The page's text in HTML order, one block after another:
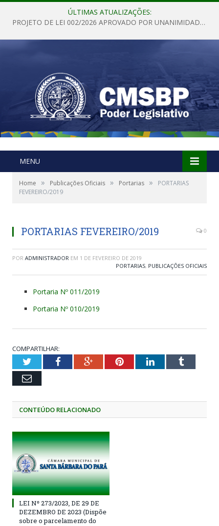
ÚLTIMAS ATUALIZAÇÕES:
PROJETO DE LEI 002/2026 APROVADO POR UNANIMIDADE EM SESSÃO ORDINÁRIA NESTA QUINTA – FEIRA 28 DE MAIO DE 2026
MENU
Home » Publicações Oficiais » Portarias »
PORTARIAS
FEVEREIRO/2019
PORTARIAS FEVEREIRO/2019 0
POR ADMINISTRADOR EM 1 DE FEVEREIRO DE 2019
PORTARIAS, PUBLICAÇÕES OFICIAIS
Portaria Nº 011/2019
Portaria Nº 010/2019
COMPARTILHAR:
TwitterFacebookGoogle+PinterestLinkedInTumblr
Email
CONTEÚDO RELACIONADO
LEI Nº 273/2023, DE 29 DE
DEZEMBRO DE 2023 (Dispõe
sobre o parcelamento do